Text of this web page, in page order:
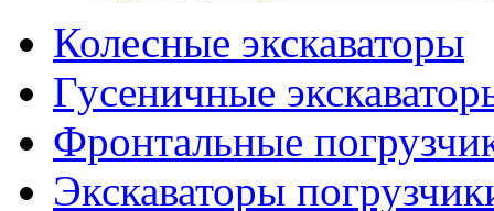
Колесные экскаваторы
Гусеничные
Фронтальные
Экскаваторы